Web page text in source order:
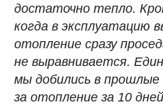
достаточно тепло.
когда в эксплуатацию
отопление сразу
не выравнивается.
мы добились в прошлые
за отопление за 10